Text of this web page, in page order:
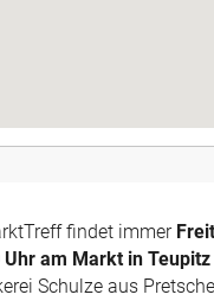
findet immer
Uhr am Markt in Teupitz
Schulze aus